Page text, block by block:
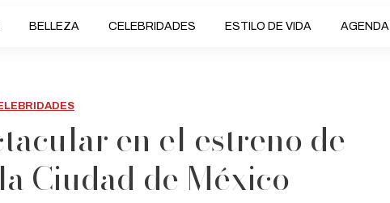
BELLEZA CELEBRIDADES ESTILO DE VIDA AGENDA
en el estreno de
Ciudad de México